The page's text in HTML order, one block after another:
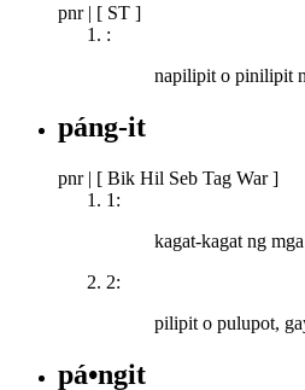
pnr | [ ST ]
:
napilipit o pinilipit
páng-it
pnr | [ Bik Hil Seb Tag War ]
1:
kagat-kagat ng
2:
pilipit o pulupot,
pá•ngit